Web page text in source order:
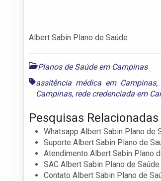
Albert Sabin Plano de Saúde
Planos de Saúde em Campinas
assitência médica em Campinas,
Campinas, rede credenciada em
Pesquisas Relacionadas
Whatsapp Albert Sabin Plano de
Suporte Albert Sabin Plano de
Atendimento Albert Sabin Plano
SAC Albert Sabin Plano de Saúde
Contato Albert Sabin Plano de